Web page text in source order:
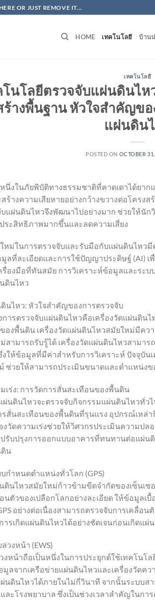
OR JUST REMOVE IT...
HOME เทคโนโลยี บ้าน
เทคโนโลยี
โนโลยีตรวจจับแผ่นดินไ
ร้างพื้นฐาน หัวใจสำคัญขอ
แผ่นดิน
POSTED ON OCTOBER
นึ่งในภัยพิบัติทางธรรมชาติที่คาดเดาได้ยา
ร้างความเสียหายอย่างกว้างขวางต่อโครง
แผ่นดินไหวจึงพัฒนาไปอย่างมาก ช่วยให้นั
ระสิทธิภาพมากขึ้นและลดความเสี่ยง
หม่ในการตรวจจับและรับมือกับแผ่นดินไหว
มูลที่ละเอียดและการใช้ปัญญาประดิษฐ์ (AI)
รื่องมือที่ทันสมัย ​​การวิเคราะห์ข้อมูลและระบ
ดินไหว
ดินไหว: หัวใจสำคัญของการตรวจจับ
ารตรวจจับแผ่นดินไหวคือเครื่องวัดแผ่นดินไ
องพื้นดิน เครื่องวัดแผ่นดินไหวสมัยใหม่มีคว
ม่สามารถรับรู้ได้ เครื่องวัดแผ่นดินไหวสาม
งให้ข้อมูลที่มีค่าสำหรับการวิเคราะห์ ปัจจุบั
ช่วยให้สามารถประเมินขนาดและตำแหน่งข
มเร่ง: การวัดการสั่นสะเทือนของพื้นดิน
ผ่นดินไหวจะตรวจจับกิจกรรมแผ่นดินไหวทั่ว
รสั่นสะเทือนของพื้นดินที่รุนแรง อุปกรณ์เหล่
วัดความเร่งช่วยให้วิศวกรประเมินความป
ปรับปรุงการออกแบบอาคารที่ทนทานต่อแผ่น
ดิน
บกำหนดตำแหน่งทั่วโลก (GPS)
ดินไหวสมัยใหม่ก้าวข้ามขีดจำกัดของเซ็นเซ
นตัวของเปลือกโลกอย่างละเอียด ให้ข้อมูลเ
อย่างต่อเนื่องสามารถตรวจจับการเคลื่อน
ารเกิดแผ่นดินไหวได้อย่างชัดเจนก่อนเกิดแผ่
วงหน้า (EWS)
งหน้าถือเป็นหนึ่งในการประยุกต์ใช้เทคโน
มูลจากเครือข่ายแผ่นดินไหวและเครื่องวัดค
นดินไหวได้ภายในไม่กี่วินาที จากนั้นระบบส
และโรงพยาบาล ซึ่งเป็นช่วงเวลาสำคัญในก